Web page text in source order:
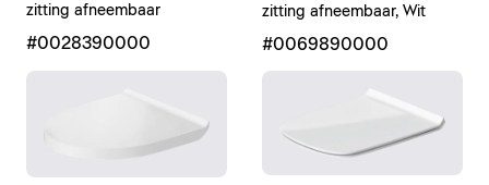
zitting afneembaar
#0028390000
zitting afneembaar, Wit
#0069890000